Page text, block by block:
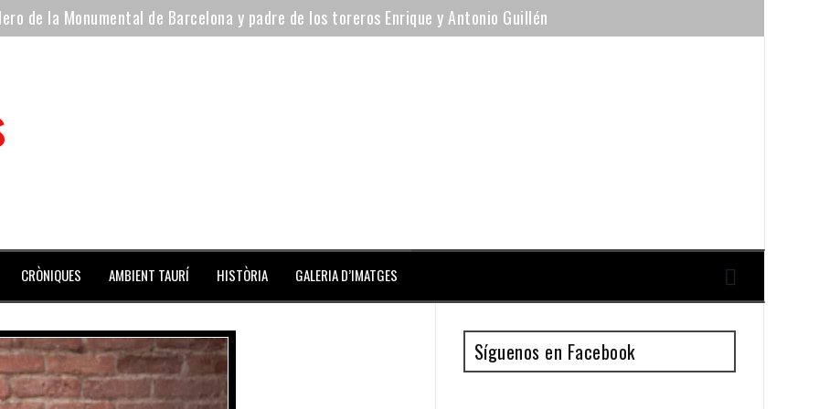
de la Monumental de Barcelona y padre de los toreros Enrique y Antonio Guillén
de la noche y Ventura pone el Coliseo Balear en pie
de julio repleto de actividades
CRÒNIQUES AMBIENT TAURÍ HISTÒRIA GALERIA D’IMATGES
Síguenos en Facebook